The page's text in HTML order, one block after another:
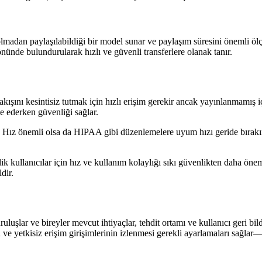
paylaşılabildiği bir model sunar ve paylaşım süresini önemli
bulundurularak hızlı ve güvenli transferlere olanak tanır.
kesintisiz tutmak için hızlı erişim gerekir ancak yayınlanmamış
ederken güvenliği sağlar.
Hız önemli olsa da HIPAA gibi düzenlemelere uyum hızı geride
kullanıcılar için hız ve kullanım kolaylığı sıkı güvenlikten daha
ve bireyler mevcut ihtiyaçlar, tehdit ortamı ve kullanıcı geri
yetkisiz erişim girişimlerinin izlenmesi gerekli ayarlamaları